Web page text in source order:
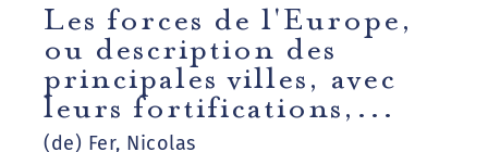
Les forces de l'Europe,
ou description des
principales villes, avec
leurs fortifications,...
(de) Fer, Nicolas